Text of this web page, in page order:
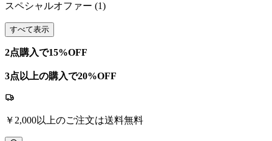
スペシャルオファー (1)
すべて表示
2点購入で15%OFF
3点以上の購入で20%OFF
￥2,000以上のご注文は送料無料